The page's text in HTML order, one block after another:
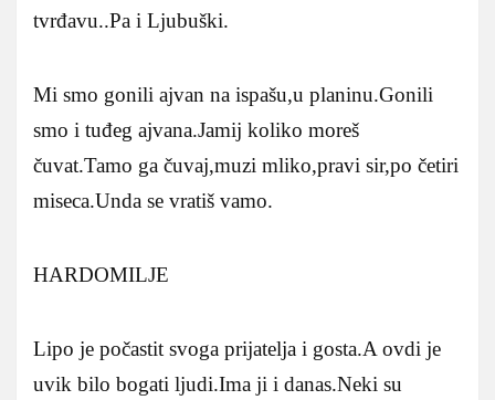
tvrđavu..Pa i Ljubuški.
Mi smo gonili ajvan na ispašu,u planinu.Gonili
smo i tuđeg ajvana.Jamij koliko moreš
čuvat.Tamo ga čuvaj,muzi mliko,pravi sir,po četiri
miseca.Unda se vratiš vamo.
HARDOMILJE
Lipo je počastit svoga prijatelja i gosta.A ovdi je
uvik bilo bogati ljudi.Ima ji i danas.Neki su